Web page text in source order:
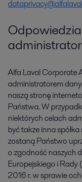
Alfa Laval Corporate
administratorem
naszą stronę
Państwa. W
niektórych celach
być także inna
zostaną Państwo
o zgodność naszych
Europejskiego i
2016 r. w sprawie